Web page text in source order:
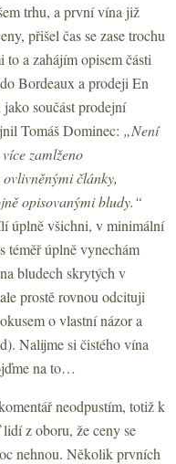
trhu, a první vína již
přišel čas se zase trochu
a zahájím opisem části
Bordeaux a prodeji En
součást prodejní
Tomáš Dominec: „Není
zamlženo
články,
opisovanými bludy.“
úplně všichni, v minimální
téměř úplně vynechám
bludech skrytých v
prostě rovnou odcituji
o vlastní názor a
Nalijme si čistého vína
na to…
neodpustím, totiž k
z oboru, že ceny se
nehnou. Několik prvních